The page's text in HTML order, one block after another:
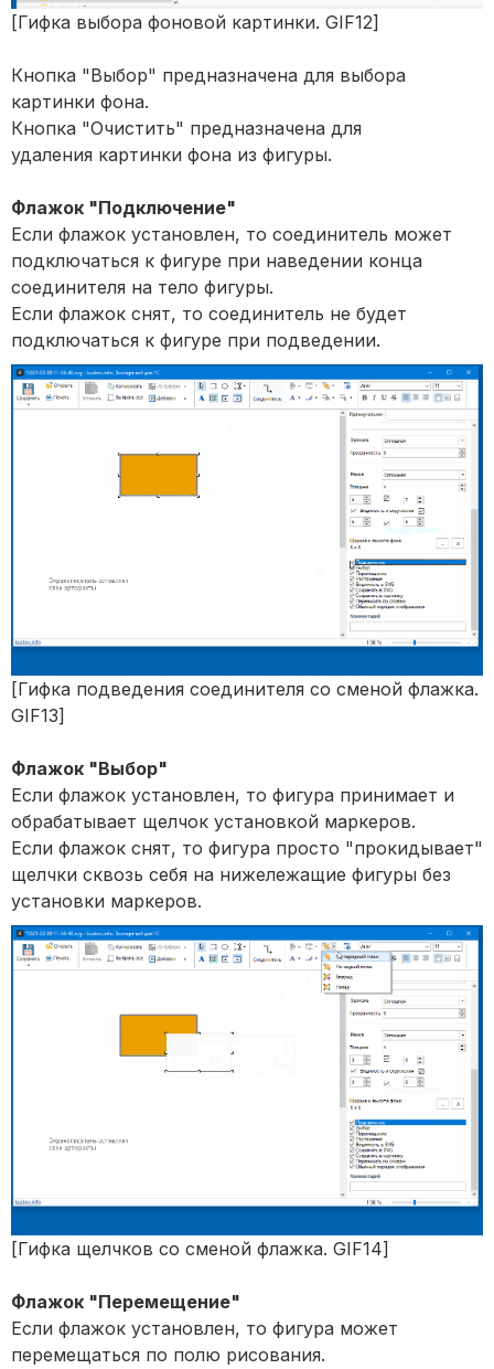
[Гифка выбора фоновой картинки. GIF12]
Кнопка "Выбор" предназначена для выбора
картинки фона.
Кнопка "Очистить" предназначена для
удаления картинки фона из фигуры.
Флажок "Подключение"
Если флажок установлен, то соединитель может
подключаться к фигуре при наведении конца
соединителя на тело фигуры.
Если флажок снят, то соединитель не будет
подключаться к фигуре при подведении.
[Гифка подведения соединителя со сменой флажка.
GIF13]
Флажок "Выбор"
Если флажок установлен, то фигура принимает и
обрабатывает щелчок установкой маркеров.
Если флажок снят, то фигура просто "прокидывает"
щелчки сквозь себя на нижележащие фигуры без
установки маркеров.
[Гифка щелчков со сменой флажка. GIF14]
Флажок "Перемещение"
Если флажок установлен, то фигура может
перемещаться по полю рисования.